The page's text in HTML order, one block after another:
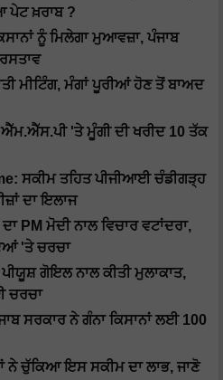
ਪੇਟ ਖ਼ਰਾਬ ?
ਨੂੰ ਮਿਲੇਗਾ ਮੁਆਵਜ਼ਾ, ਪੰਜਾਬ
ਮੀਟਿੰਗ, ਮੰਗਾਂ ਪੂਰੀਆਂ ਹੋਣ ਤੋਂ ਬਾਅਦ
ਐੱਮ.ਐੱਸ.ਪੀ 'ਤੇ ਮੂੰਗੀ ਦੀ ਖਰੀਦ 10 ਤੱਕ
ਸਕੀਮ ਤਹਿਤ ਪੀਜੀਆਈ ਚੰਡੀਗੜ੍ਹ
ਦਾ ਇਲਾਜ
PM ਮੋਦੀ ਨਾਲ ਵਿਚਾਰ ਵਟਾਂਦਰਾ,
'ਤੇ ਚਰਚਾ
ਗੋਇਲ ਨਾਲ ਕੀਤੀ ਮੁਲਾਕਾਤ,
ਚਰਚਾ
ਸਰਕਾਰ ਨੇ ਗੰਨਾ ਕਿਸਾਨਾਂ ਲਈ 100
ਨੇ ਚੁੱਕਿਆ ਇਸ ਸਕੀਮ ਦਾ ਲਾਭ, ਜਾਣੋ